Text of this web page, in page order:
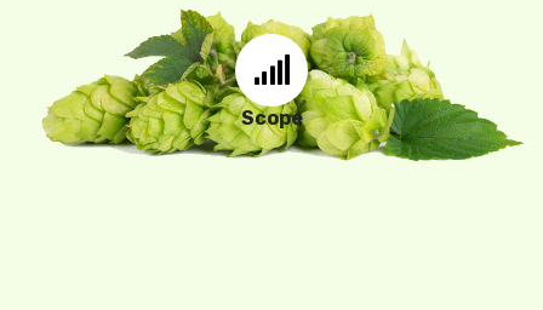
Scope
De Leden en de VDDN
willen bijdragen aan een
duurzame
en
gezonde
veehouderij.